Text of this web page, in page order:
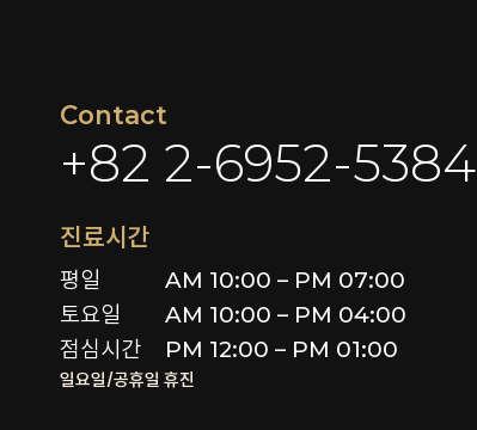
Contact
+82 2-6952-5384
진료시간
평일
토요일
점심시간
AM 10:00 – PM 07:00
AM 10:00 – PM 04:00
PM 12:00 – PM 01:00
일요일/공휴일 휴진